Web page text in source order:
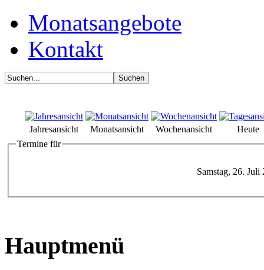
Monatsangebote
Kontakt
Jahresansicht Monatsansicht Wochenansicht
Heute
Termine für
Samstag, 26. Juli
Hauptmenü